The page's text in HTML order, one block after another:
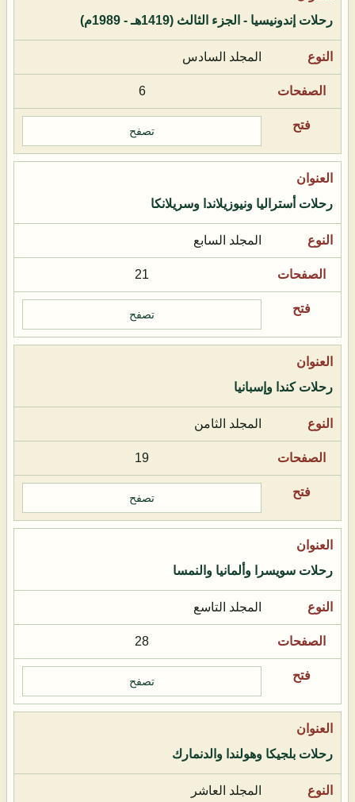
رحلات إندونيسيا - الجزء الثالث (1419هـ - 1989م)
المجلد السادس
6
تصفح
رحلات أستراليا ونيوزيلاندا وسريلانكا
المجلد السابع
21
تصفح
رحلات كندا وإسبانيا
المجلد الثامن
19
تصفح
رحلات سويسرا وألمانيا والنمسا
المجلد التاسع
28
تصفح
رحلات بلجيكا وهولندا والدنمارك
المجلد العاشر